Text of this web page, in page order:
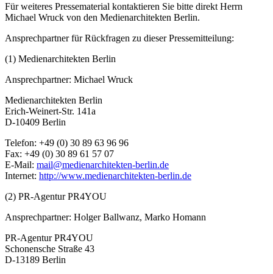
Für weiteres Pressematerial kontaktieren Sie bitte direkt Herrn
Michael Wruck von den Medienarchitekten Berlin.
Ansprechpartner für Rückfragen zu dieser Pressemitteilung:
(1) Medienarchitekten Berlin
Ansprechpartner: Michael Wruck
Medienarchitekten Berlin
Erich-Weinert-Str. 141a
D-10409 Berlin
Telefon: +49 (0) 30 89 63 96 96
Fax: +49 (0) 30 89 61 57 07
E-Mail: mail@medienarchitekten-berlin.de
Internet: http://www.medienarchitekten-berlin.de
(2) PR-Agentur PR4YOU
Ansprechpartner: Holger Ballwanz, Marko Homann
PR-Agentur PR4YOU
Schonensche Straße 43
D-13189 Berlin